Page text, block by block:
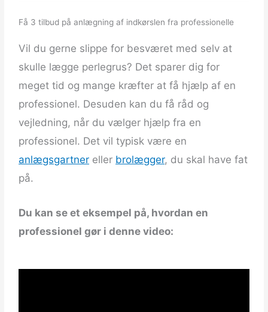
Få 3 tilbud på anlægning af indkørslen fra professionelle
Vil du gerne slippe for besværet med selv at
skulle lægge perlegrus? Det sparer dig for
meget tid og mange kræfter at få hjælp af en
professionel. Desuden kan du få råd og
vejledning, når du vælger hjælp fra en
professionel. Det vil typisk være en
anlægsgartner eller brolægger, du skal have fat
på.
Du kan se et eksempel på, hvordan en
professionel gør i denne video: